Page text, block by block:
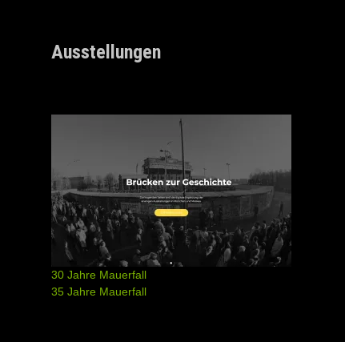
Ausstellungen
30 Jahre Mauerfall
35 Jahre Mauerfall